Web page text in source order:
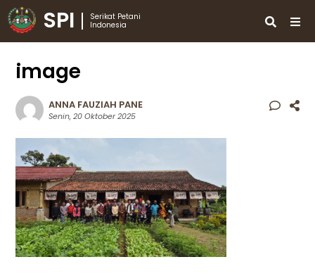
SPI
Serikat Petani
Indonesia
image
ANNA FAUZIAH PANE
Senin, 20 Oktober 2025